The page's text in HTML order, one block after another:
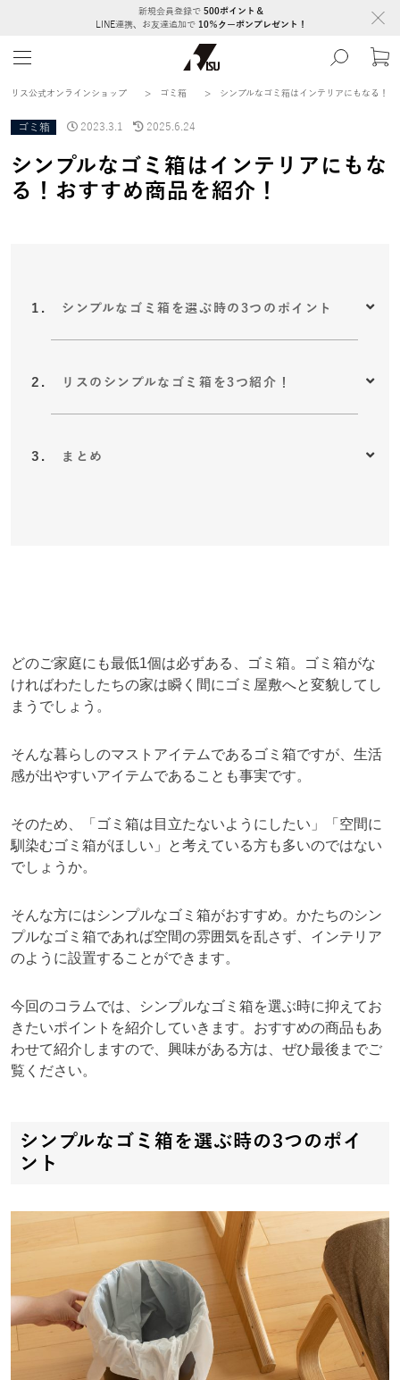
新規会員登録で 500ポイント＆
LINE連携、お友達追加で 10％クーポンプレゼント！
リス公式オンラインショップ > ゴミ箱 > シンプルなゴミ箱はインテリアにもなる！
ゴミ箱 2023.3.1 2025.6.24
シンプルなゴミ箱はインテリアにもな
る！おすすめ商品を紹介！
シンプルなゴミ箱を選ぶ時の3つのポイント
リスのシンプルなゴミ箱を3つ紹介！
まとめ
どのご家庭にも最低1個は必ずある、ゴミ箱。ゴミ箱がな
ければわたしたちの家は瞬く間にゴミ屋敷へと変貌してし
まうでしょう。
そんな暮らしのマストアイテムであるゴミ箱ですが、生活
感が出やすいアイテムであることも事実です。
そのため、「ゴミ箱は目立たないようにしたい」「空間に
馴染むゴミ箱がほしい」と考えている方も多いのではない
でしょうか。
そんな方にはシンプルなゴミ箱がおすすめ。かたちのシン
プルなゴミ箱であれば空間の雰囲気を乱さず、インテリア
のように設置することができます。
今回のコラムでは、シンプルなゴミ箱を選ぶ時に抑えてお
きたいポイントを紹介していきます。おすすめの商品もあ
わせて紹介しますので、興味がある方は、ぜひ最後までご
覧ください。
シンプルなゴミ箱を選ぶ時の3つのポイ
ント